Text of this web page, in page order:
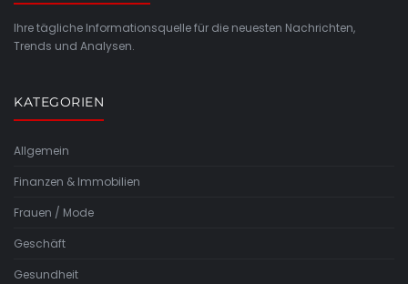
Ihre tägliche Informationsquelle für die neuesten Nachrichten,
Trends und Analysen.
KATEGORIEN
Allgemein
Finanzen & Immobilien
Frauen / Mode
Geschäft
Gesundheit